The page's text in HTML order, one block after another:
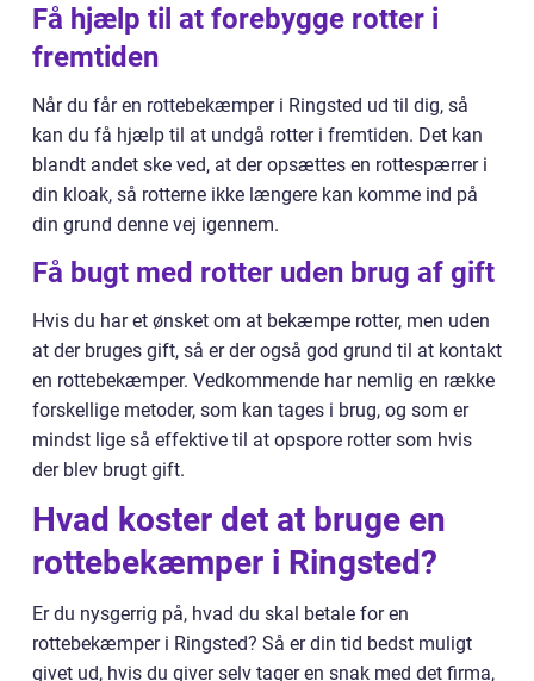
Få hjælp til at forebygge rotter i
fremtiden
Når du får en rottebekæmper i Ringsted ud til dig, så
kan du få hjælp til at undgå rotter i fremtiden. Det kan
blandt andet ske ved, at der opsættes en rottespærrer i
din kloak, så rotterne ikke længere kan komme ind på
din grund denne vej igennem.
Få bugt med rotter uden brug af gift
Hvis du har et ønsket om at bekæmpe rotter, men uden
at der bruges gift, så er der også god grund til at kontakt
en rottebekæmper. Vedkommende har nemlig en række
forskellige metoder, som kan tages i brug, og som er
mindst lige så effektive til at opspore rotter som hvis
der blev brugt gift.
Hvad koster det at bruge en
rottebekæmper i Ringsted?
Er du nysgerrig på, hvad du skal betale for en
rottebekæmper i Ringsted? Så er din tid bedst muligt
givet ud, hvis du giver selv tager en snak med det firma,